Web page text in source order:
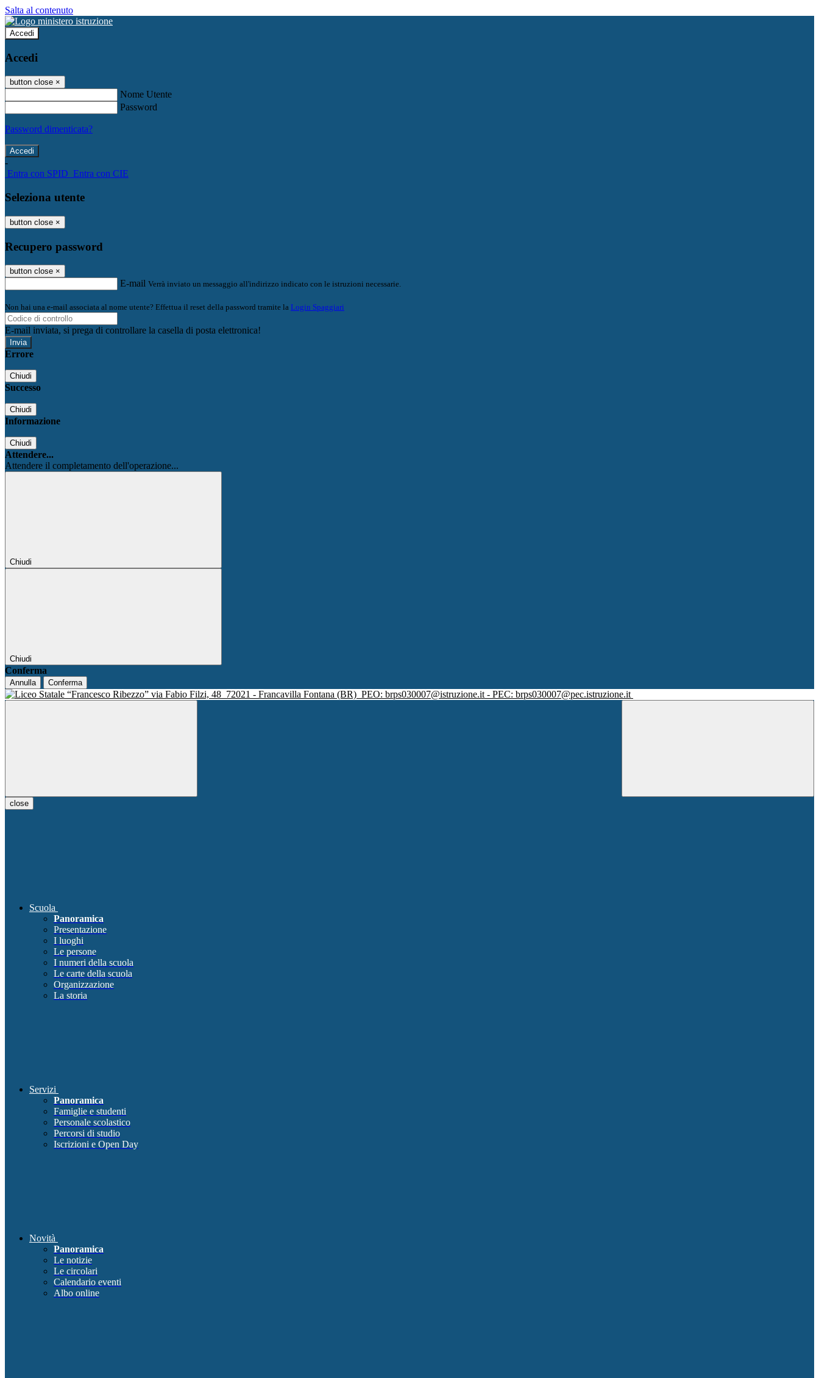
Salta al contenuto
Accedi
Accedi
button close ×
Nome Utente
Password
Password dimenticata?
-
Entra con SPID Entra con CIE
Seleziona utente
button close ×
Recupero password
button close ×
E-mail Verrà inviato un messaggio all'indirizzo indicato con le istruzioni necessarie.
Non hai una e-mail associata al nome utente? Effettua il reset della password tramite la Login Spaggiari
E-mail inviata, si prega di controllare la casella di posta elettronica!
Errore
Chiudi
Successo
Chiudi
Informazione
Chiudi
Attendere...
Attendere il completamento dell'operazione...
Chiudi
Chiudi
Conferma
Annulla Conferma
via Fabio Filzi, 48 72021 - Francavilla Fontana (BR) PEO: brps030007@istruzione.it - PEC: brps030007@pec.istruzione.it
close
Scuola
Panoramica
Presentazione
I luoghi
Le persone
I numeri della scuola
Le carte della scuola
Organizzazione
La storia
Servizi
Panoramica
Famiglie e studenti
Personale scolastico
Percorsi di studio
Iscrizioni e Open Day
Novità
Panoramica
Le notizie
Le circolari
Calendario eventi
Albo online